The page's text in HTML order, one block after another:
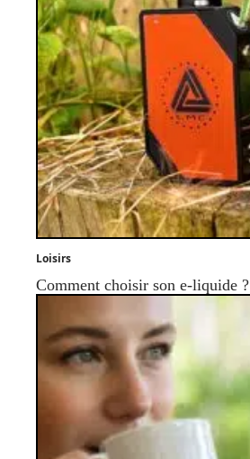
Loisirs
Comment choisir son e-liquide ?